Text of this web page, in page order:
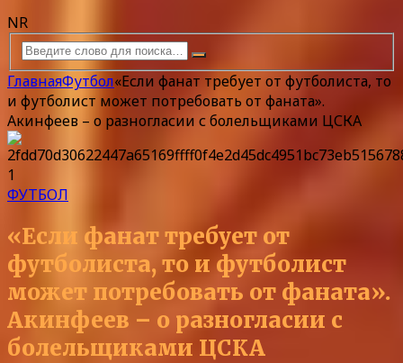
NR
ГлавнаяФутбол«Если фанат требует от футболиста, то
и футболист может потребовать от фаната».
Акинфеев – о разногласии с болельщиками ЦСКА
ФУТБОЛ
«Если фанат требует от
футболиста, то и футболист
может потребовать от фаната».
Акинфеев – о разногласии с
болельщиками ЦСКА